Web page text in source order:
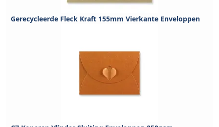
Gerecycleerde Fleck Kraft 155mm Vierkante Enveloppen